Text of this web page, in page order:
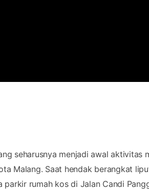
seharusnya menjadi awal aktivitas
Malang. Saat hendak berangkat
rumah kos di Jalan Candi